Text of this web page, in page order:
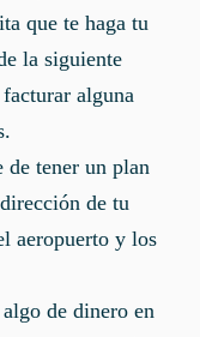
que te haga tu
la siguiente
alguna
de tener un plan
de tu
aeropuerto y los
de dinero en